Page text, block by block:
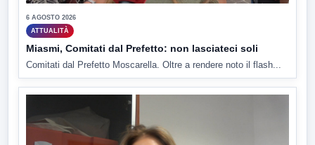
6 AGOSTO 2026
ATTUALITÀ
Miasmi, Comitati dal Prefetto: non lasciateci soli
Comitati dal Prefetto Moscarella. Oltre a rendere noto il flash...